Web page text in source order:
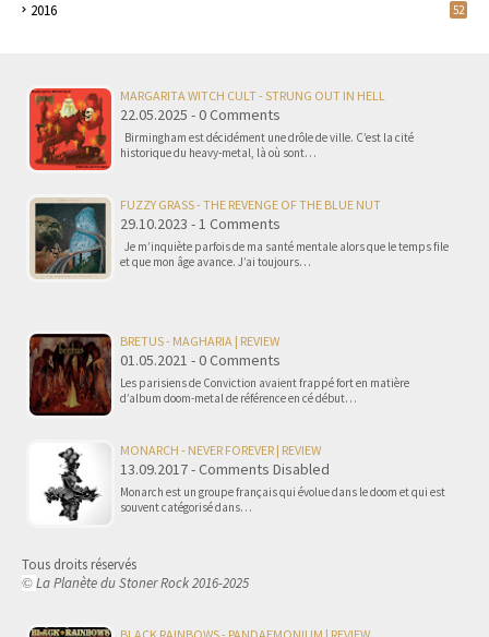
2016 52
MARGARITA WITCH CULT - STRUNG OUT IN HELL
22.05.2025 - 0 Comments
Birmingham est décidément une drôle de ville. C’est la cité
historique du heavy-metal, là où sont…
FUZZY GRASS - THE REVENGE OF THE BLUE NUT
29.10.2023 - 1 Comments
Je m’inquiète parfois de ma santé mentale alors que le temps file
et que mon âge avance. J’ai toujours…
BRETUS - MAGHARIA | REVIEW
01.05.2021 - 0 Comments
Les parisiens de Conviction avaient frappé fort en matière
d’album doom-metal de référence en cé début…
MONARCH - NEVER FOREVER | REVIEW
13.09.2017 - Comments Disabled
Monarch est un groupe français qui évolue dans le doom et qui est
souvent catégorisé dans…
Tous droits réservés
© La Planète du Stoner Rock 2016-2025